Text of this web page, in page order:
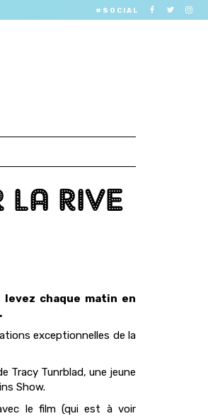
#SOCIAL
LA RIVE
chaque matin en
exceptionnelles de la
Tracy Tunrblad, une jeune
Show.
le film (qui est à voir